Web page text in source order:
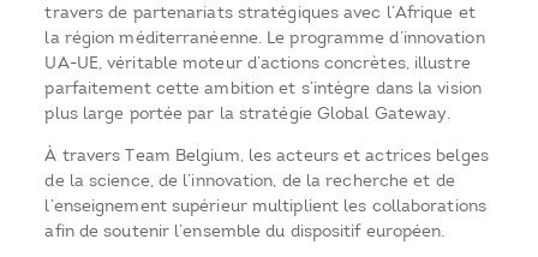
travers de partenariats stratégiques avec l’Afrique et
la région méditerranéenne. Le programme d’innovation
UA-UE, véritable moteur d’actions concrètes, illustre
parfaitement cette ambition et s’intègre dans la vision
plus large portée par la stratégie Global Gateway.
À travers Team Belgium, les acteurs et actrices belges
de la science, de l’innovation, de la recherche et de
l’enseignement supérieur multiplient les collaborations
afin de soutenir l’ensemble du dispositif européen.